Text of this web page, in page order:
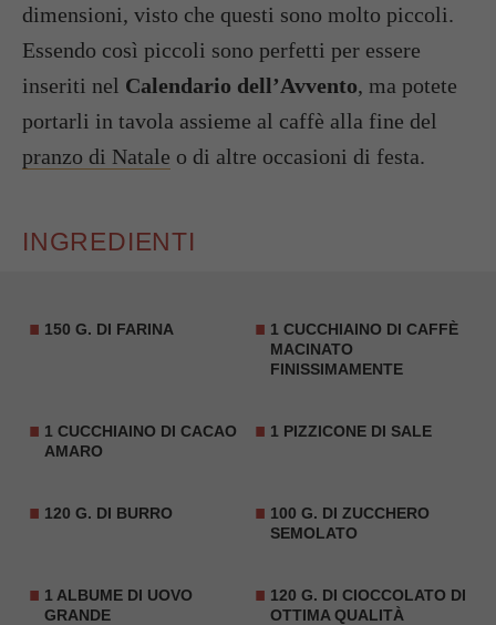
dimensioni, visto che questi sono molto piccoli.
Essendo così piccoli sono perfetti per essere
inseriti nel Calendario dell’Avvento, ma potete
portarli in tavola assieme al caffè alla fine del
pranzo di Natale o di altre occasioni di festa.
INGREDIENTI
150 G. DI FARINA
1 CUCCHIAINO DI CAFFÈ
MACINATO
FINISSIMAMENTE
1 CUCCHIAINO DI CACAO
AMARO
1 PIZZICONE DI SALE
120 G. DI BURRO
100 G. DI ZUCCHERO
SEMOLATO
1 ALBUME DI UOVO
GRANDE
120 G. DI CIOCCOLATO DI
OTTIMA QUALITÀ